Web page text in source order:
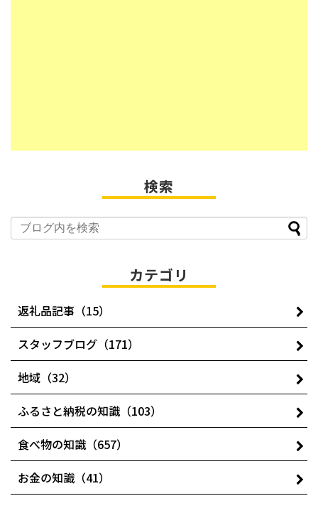
検索
カテゴリ
返礼品記事（15）
スタッフブログ（171）
地域（32）
ふるさと納税の知識（103）
食べ物の知識（657）
お金の知識（41）